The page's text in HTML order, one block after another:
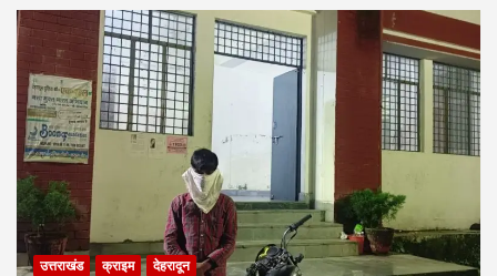
उत्तराखंड क्राइम देहरादून